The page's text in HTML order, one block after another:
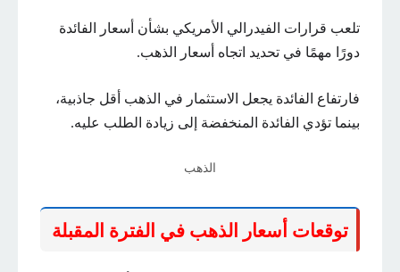
تلعب قرارات الفيدرالي الأمريكي بشأن أسعار الفائدة
دورًا مهمًا في تحديد اتجاه أسعار الذهب.
فارتفاع الفائدة يجعل الاستثمار في الذهب أقل جاذبية،
بينما تؤدي الفائدة المنخفضة إلى زيادة الطلب عليه.
الذهب
توقعات أسعار الذهب في الفترة المقبلة